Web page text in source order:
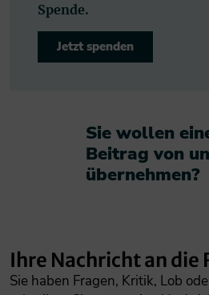
Spende.
Jetzt spenden
Sie wollen
Beitrag von
übernehmen?​
Ihre Nachricht an die
Sie haben Fragen, Kritik, Lob